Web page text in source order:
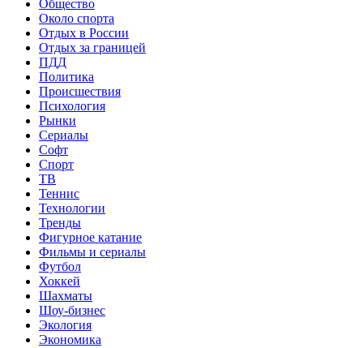
Общество
Около спорта
Отдых в России
Отдых за границей
ПДД
Политика
Происшествия
Психология
Рынки
Сериалы
Софт
Спорт
ТВ
Теннис
Технологии
Тренды
Фигурное катание
Фильмы и сериалы
Футбол
Хоккей
Шахматы
Шоу-бизнес
Экология
Экономика